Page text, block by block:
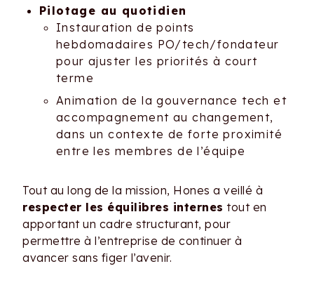
Pilotage au quotidien
Instauration de points
hebdomadaires PO/tech/fondateur
pour ajuster les priorités à court
terme
Animation de la gouvernance tech et
accompagnement au changement,
dans un contexte de forte proximité
entre les membres de l’équipe
Tout au long de la mission, Hones a veillé à
respecter les équilibres internes tout en
apportant un cadre structurant, pour
permettre à l’entreprise de continuer à
avancer sans figer l’avenir.